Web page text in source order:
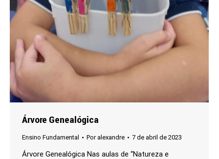
Árvore Genealógica
Ensino Fundamental Poralexandre 7 de abril de 2023
Árvore Genealógica Nas aulas de “Natureza e